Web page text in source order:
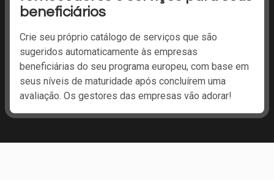
beneficiários
Crie seu próprio catálogo de serviços que são
sugeridos automaticamente às empresas
beneficiárias do seu programa europeu, com base em
seus níveis de maturidade após concluírem uma
avaliação. Os gestores das empresas vão adorar!